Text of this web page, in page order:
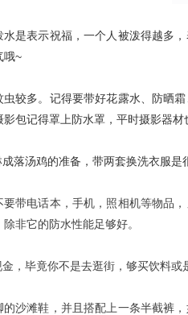
是表示祝福，一个人被泼得越多
哦~
较多。记得要带好花露水、防晒
包记得罩上防水罩，平时摄影器材
落汤鸡的准备，带两套换洗衣服是
要带电话本，手机，照相机等物品
非它的防水性能足够好。
金，毕竟你不是去逛街，够买饮料或
的沙滩鞋，并且搭配上一条半截裤